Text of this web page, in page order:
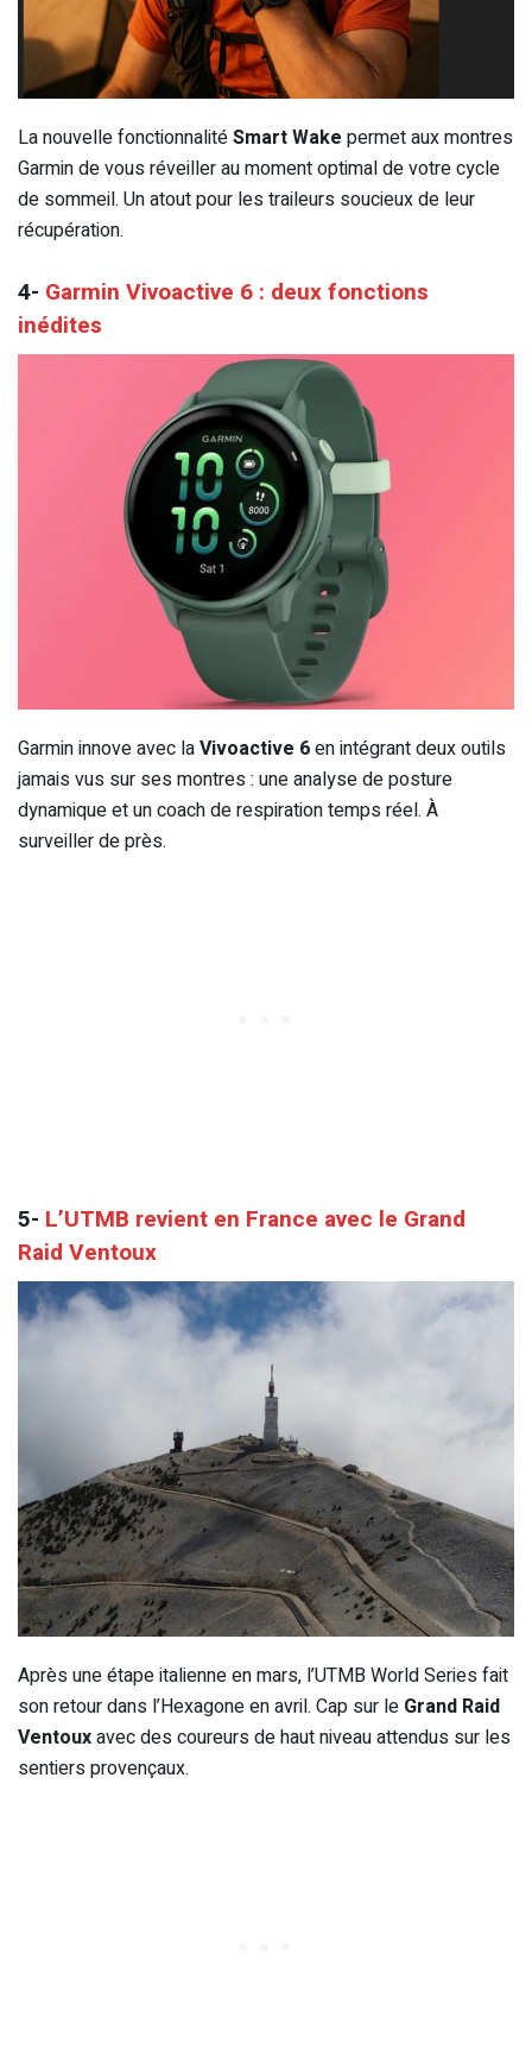
La nouvelle fonctionnalitéSmart Wake permet aux montres
Garmin de vous réveiller au moment optimal de votre cycle
de sommeil. Un atout pour les traileurs soucieux de leur
récupération.
4- Garmin Vivoactive 6 : deux fonctions
inédites
Garmin innove avec laVivoactive 6en intégrant deux outils
jamais vus sur ses montres : une analyse de posture
dynamique et un coach de respiration temps réel. À
surveiller de près.
5- L’UTMB revient en France avec le Grand
Raid Ventoux
Après une étape italienne en mars, l’UTMB World Series fait
son retour dans l’Hexagone en avril. Cap sur le Grand Raid
Ventouxavec des coureurs de haut niveau attendus sur les
sentiers provençaux.